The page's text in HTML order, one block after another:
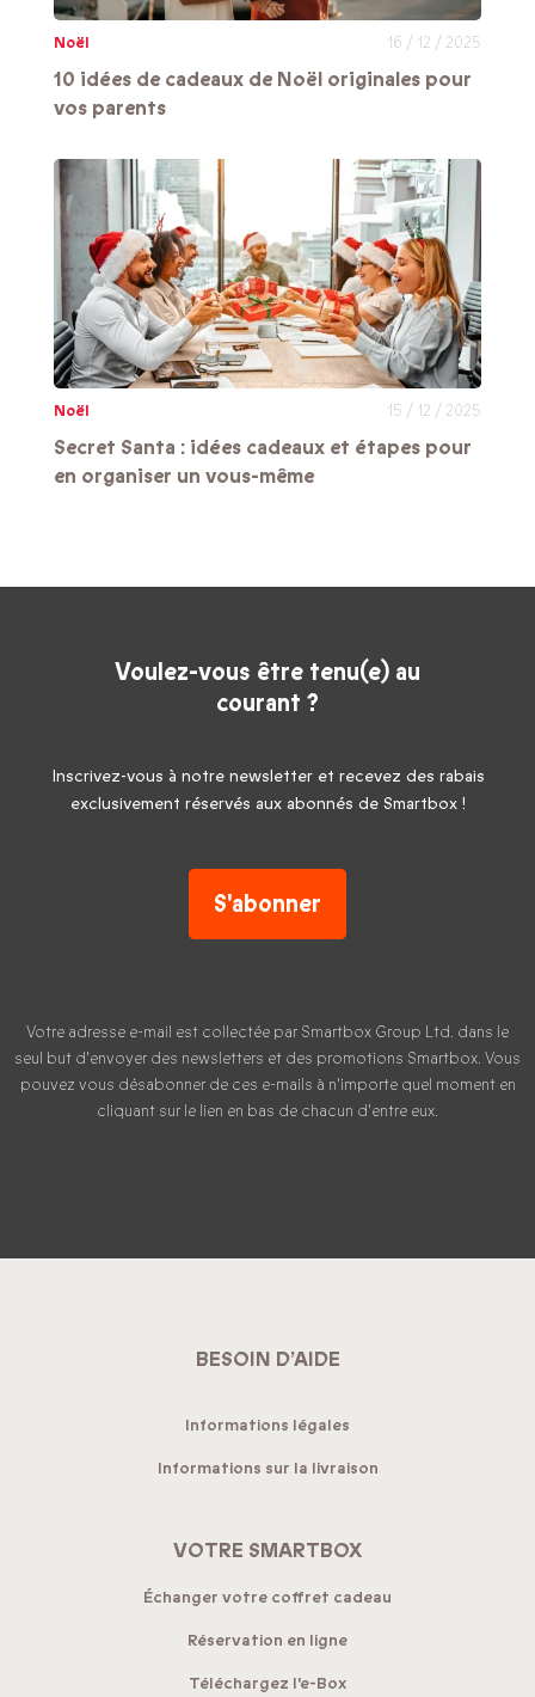
Noël 16 / 12 / 2025
10 idées de cadeaux de Noël originales pour
vos parents
Noël 15 / 12 / 2025
Secret Santa : idées cadeaux et étapes pour
en organiser un vous-même
Voulez-vous être tenu(e) au
courant ?
Inscrivez-vous à notre newsletter et recevez des rabais
exclusivement réservés aux abonnés de Smartbox !
S'abonner
Votre adresse e-mail est collectée par Smartbox Group Ltd. dans le
seul but d'envoyer des newsletters et des promotions Smartbox. Vous
pouvez vous désabonner de ces e-mails à n'importe quel moment en
cliquant sur le lien en bas de chacun d'entre eux.
BESOIN D’AIDE
Informations légales
Informations sur la livraison
VOTRE SMARTBOX
Échanger votre coffret cadeau
Réservation en ligne
Téléchargez l'e-Box